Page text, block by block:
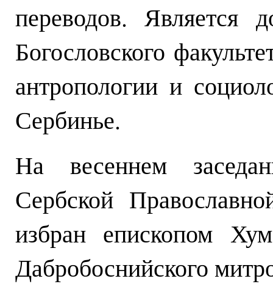
переводов. Является
Богословского
антропологии и
Сербинье.
На весеннем
Сербской
избран епископом
Дабробоснийского